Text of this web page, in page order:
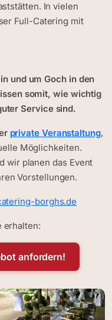
In vielen
Full-Catering mit
und um Goch in den
somit, wie wichtig
Service sind.
private Veranstaltung,
Möglichkeiten.
wir planen das Event
Vorstellungen.
borghs.de
erhalten:
anfordern!